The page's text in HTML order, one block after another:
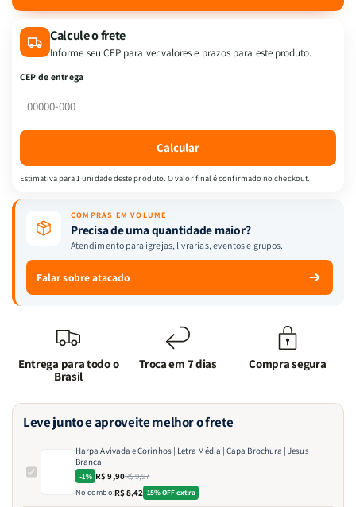
Harpa
Avivada
e
|
Letra
|
Brochura
|
Branca
Harpa
Avivada
e
Brochura
|
Branca
Calcule o frete
Informe seu CEP para ver valores e prazos para este produto.
CEP de entrega
Calcular
Estimativa para 1 unidade deste produto. O valor final é confirmado no checkout.
COMPRAS EM VOLUME
Precisa de uma quantidade maior?
Atendimento para igrejas, livrarias, eventos e grupos.
Falar sobre atacado
Entrega para todo o
Brasil
Troca em 7 dias Compra segura
Leve junto e aproveite melhor o frete
Harpa Avivada e Corinhos | Letra Média | Capa Brochura | Jesus
Branca
-1% R$ 9,90R$ 9,97
No combo:R$ 8,42 15% OFF extra